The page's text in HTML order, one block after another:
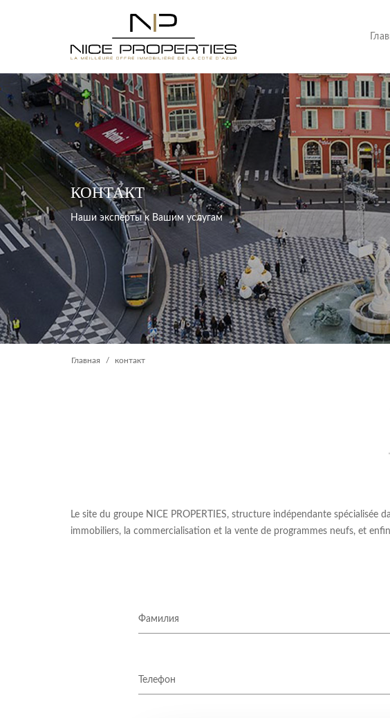
Главная контакт
КОНТАКТ
Наши эксперты к Вашим услугам
Le site du groupe NICE PROPERTIES, structure indépendante spécialisée
immobiliers, la commercialisation et la vente de programmes neufs, et